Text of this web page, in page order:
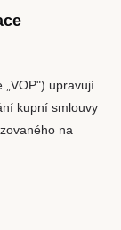
upravují
kupní smlouvy
na